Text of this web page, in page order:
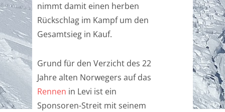
nimmt damit einen herben
Rückschlag im Kampf um den
Gesamtsieg in Kauf.
Grund für den Verzicht des 22
Jahre alten Norwegers auf das
Rennen in Levi ist ein
Sponsoren-Streit mit seinem